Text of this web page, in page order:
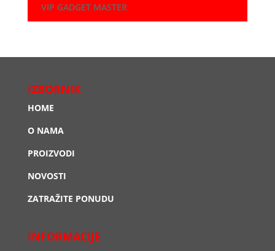
VIP GADGET MASTER
IZBORNIK
HOME
O NAMA
PROIZVODI
NOVOSTI
ZATRAŽITE PONUDU
INFORMACIJE